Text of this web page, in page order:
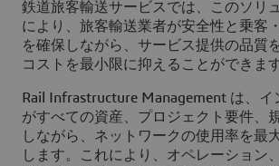
鉄道旅客輸送サービスでは、このソリ
により、 旅客輸送業者が安全性と乗客
を確保しながら、サービス提供の品質
コストを最小限に抑えることができま
Rail Infrastructure Management は、イ
がすべての資産、プロジェクト要件、
しながら、ネットワークの使用率を最
します。これにより、オペレーション